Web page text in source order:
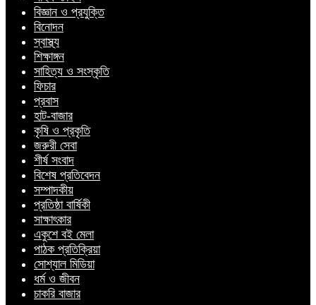
বিজ্ঞান ও প্রযুক্তি
বিনোদন
স্বাস্থ্য
শিক্ষাঙ্গন
সাহিত্য ও সংস্কৃতি
ফিচার
প্রবাস
হাট-বাজার
কৃষি ও প্রকৃতি
জরুরী সেবা
শীর্ষ সংবাদ
বিশেষ প্রতিবেদন
সম্পাদকীয়
প্রতিষ্ঠা বার্ষিকী
সাক্ষাৎকার
একুশে বই মেলা
পাঠক প্রতিক্রিয়া
সোশ্যাল মিডিয়া
ধর্ম ও জীবন
চাকরি বাজার